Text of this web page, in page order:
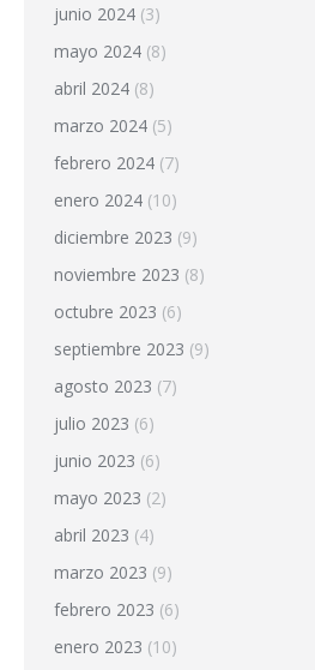
junio 2024 (3)
mayo 2024 (8)
abril 2024 (8)
marzo 2024 (5)
febrero 2024 (7)
enero 2024 (10)
diciembre 2023 (9)
noviembre 2023 (8)
octubre 2023 (6)
septiembre 2023 (9)
agosto 2023 (7)
julio 2023 (6)
junio 2023 (6)
mayo 2023 (2)
abril 2023 (4)
marzo 2023 (9)
febrero 2023 (6)
enero 2023 (10)